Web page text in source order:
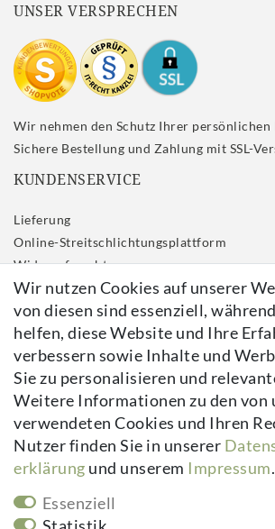
UNSER VERSPRECHEN
Wir nehmen den Schutz Ihrer persönlichen
Sichere Bestellung und Zahlung mit SSL-
KUNDENSERVICE
Lieferung
Online-Streitschlichtungsplattform
Widerrufs­recht
Impressum
Daten­schutz­erklärung
AGB
Kontakt
Vertrag widerrufen
Newsletter
E-MAIL **
Newsletter
Hiermit bestätige ich, dass ich die
Wir nutzen Cookies auf unserer
von diesen sind essenziell,
helfen, diese Website und Ihre
verbessern sowie Inhalte und
Sie zu personalisieren und
Weitere Informationen zu den von
verwendeten Cookies und Ihren
Nutzer finden Sie in unserer
erklärung und unserem Impressum.
Essenziell